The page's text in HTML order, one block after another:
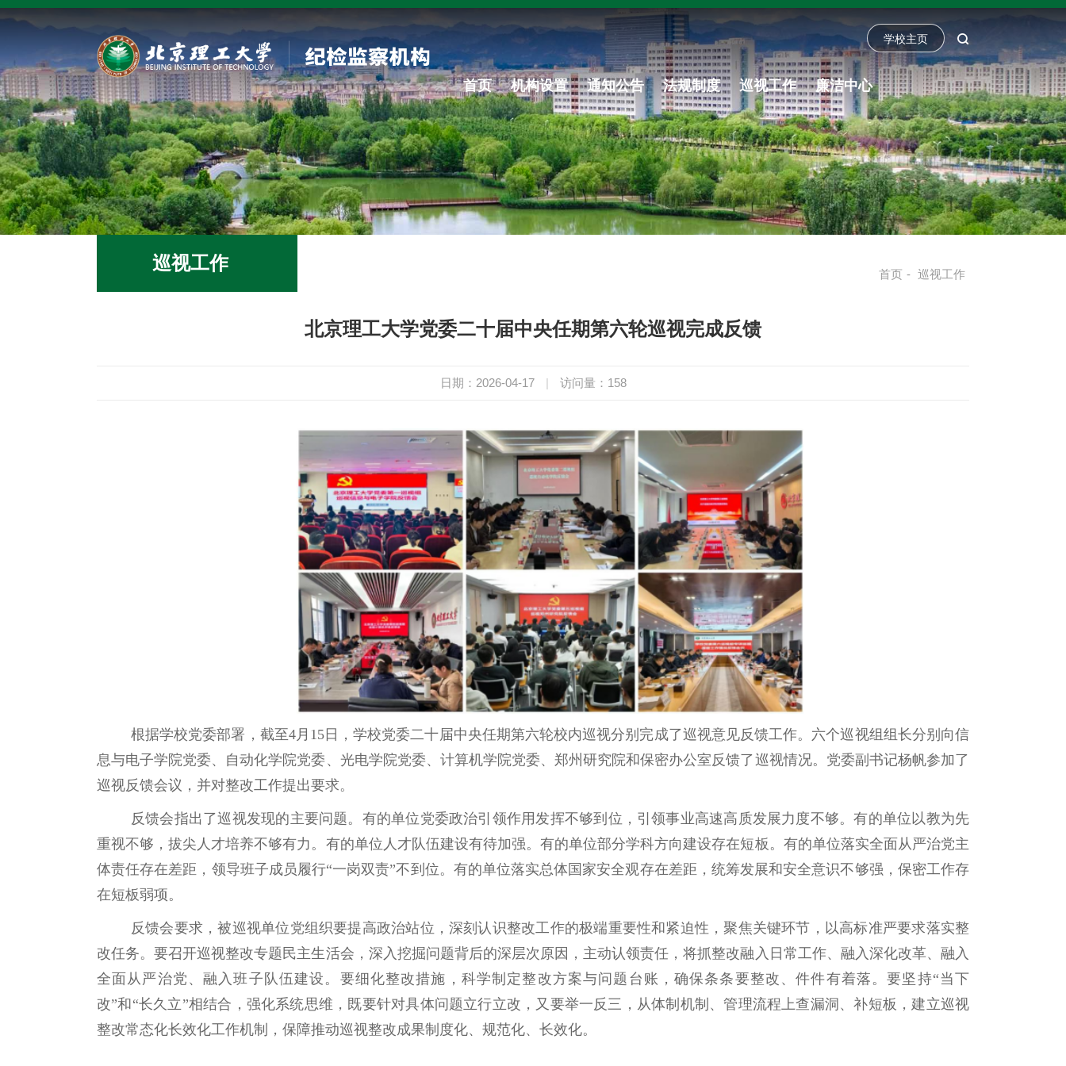
学校主页
首页 机构设置 通知公告 法规制度 巡视工作 廉洁中心
巡视工作
首页 - 巡视工作
北京理工大学党委二十届中央任期第六轮巡视完成反馈
日期：2026-04-17 | 访问量： 158
根据学校党委部署，截至4月15日，学校党委二十届中央任期第六轮校内巡视分别完成了巡视意见反馈工作。六个巡视组组长分别向信
息与电子学院党委、自动化学院党委、光电学院党委、计算机学院党委、郑州研究院和保密办公室反馈了巡视情况。党委副书记杨帆参加了
巡视反馈会议，并对整改工作提出要求。
反馈会指出了巡视发现的主要问题。有的单位党委政治引领作用发挥不够到位，引领事业高速高质发展力度不够。有的单位以教为先
重视不够，拔尖人才培养不够有力。有的单位人才队伍建设有待加强。有的单位部分学科方向建设存在短板。有的单位落实全面从严治党主
体责任存在差距，领导班子成员履行“一岗双责”不到位。有的单位落实总体国家安全观存在差距，统筹发展和安全意识不够强，保密工作存
在短板弱项。
反馈会要求，被巡视单位党组织要提高政治站位，深刻认识整改工作的极端重要性和紧迫性，聚焦关键环节，以高标准严要求落实整
改任务。要召开巡视整改专题民主生活会，深入挖掘问题背后的深层次原因，主动认领责任，将抓整改融入日常工作、融入深化改革、融入
全面从严治党、融入班子队伍建设。要细化整改措施，科学制定整改方案与问题台账，确保条条要整改、件件有着落。要坚持“当下
改”和“长久立”相结合，强化系统思维，既要针对具体问题立行立改，又要举一反三，从体制机制、管理流程上查漏洞、补短板，建立巡视
整改常态化长效化工作机制，保障推动巡视整改成果制度化、规范化、长效化。